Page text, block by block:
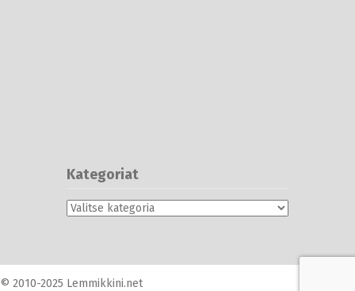
Kategoriat
Kategoriat
© 2010-2025 Lemmikkini.net